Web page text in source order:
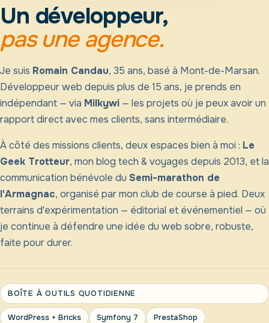
Un développeur,
pas une agence.
Je suis Romain Candau, 35 ans, basé à Mont-de-Marsan.
Développeur web depuis plus de 15 ans, je prends en
indépendant — via Milkywi — les projets où je peux avoir un
rapport direct avec mes clients, sans intermédiaire.
À côté des missions clients, deux espaces bien à moi : Le
Geek Trotteur, mon blog tech & voyages depuis 2013, et la
communication bénévole du Semi-marathon de
l'Armagnac, organisé par mon club de course à pied. Deux
terrains d'expérimentation — éditorial et événementiel — où
je continue à défendre une idée du web sobre, robuste,
faite pour durer.
BOÎTE À OUTILS QUOTIDIENNE
WordPress + Bricks Symfony 7
PrestaShop